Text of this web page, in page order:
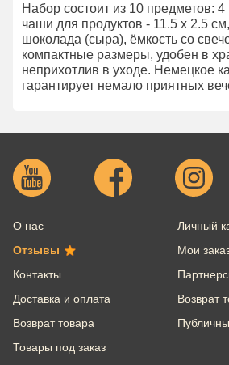
Набор состоит из 10 предметов:
чаши для продуктов - 11.5 х 2.5
шоколада (сыра), ёмкость со
компактные размеры, удобен в
неприхотлив в уходе. Немецкое
гарантирует немало приятных
О нас
Отзывы
Контакты
Доставка и оплата
Возврат товара
Товары под заказ
Личный
Мои
Возврат